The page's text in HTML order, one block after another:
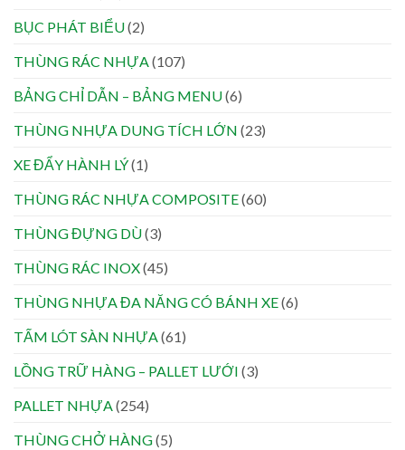
BỤC PHÁT BIỂU(2)
THÙNG RÁC NHỰA(107)
BẢNG CHỈ DẪN – BẢNG MENU(6)
THÙNG NHỰA DUNG TÍCH LỚN (23)
XE ĐẨY HÀNH LÝ(1)
THÙNG RÁC NHỰA COMPOSITE(60)
THÙNG ĐỰNG DÙ(3)
THÙNG RÁC INOX(45)
THÙNG NHỰA ĐA NĂNG CÓ BÁNH XE(6)
TẤM LÓT SÀN NHỰA(61)
LỒNG TRỮ HÀNG – PALLET LƯỚI (3)
PALLET NHỰA(254)
THÙNG CHỞ HÀNG(5)